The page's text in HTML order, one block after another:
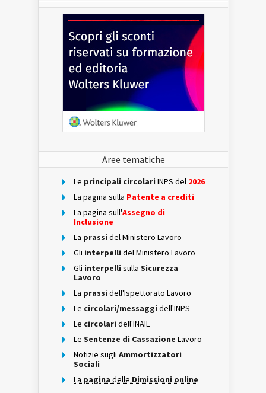
Aree tematiche
Le principali circolari INPS del 2026
La pagina sulla Patente a crediti
La pagina sull'Assegno di
Inclusione
La prassi del Ministero Lavoro
Gli interpelli del Ministero Lavoro
Gli interpelli sulla Sicurezza
Lavoro
La prassi dell'Ispettorato Lavoro
Le circolari/messaggi dell'INPS
Le circolari dell'INAIL
Le Sentenze di Cassazione Lavoro
Notizie sugli Ammortizzatori
Sociali
La pagina delle Dimissioni online